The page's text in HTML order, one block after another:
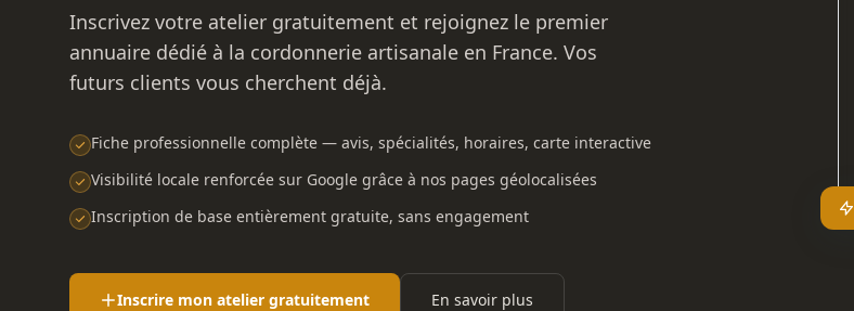
Inscrivez votre atelier gratuitement et rejoignez le premier
annuaire dédié à la cordonnerie artisanale en France. Vos
futurs clients vous cherchent déjà.
Fiche professionnelle complète — avis, spécialités, horaires, carte interactive
Visibilité locale renforcée sur Google grâce à nos pages géolocalisées
Inscription de base entièrement gratuite, sans engagement
Inscrire mon atelier gratuitement En savoir plus